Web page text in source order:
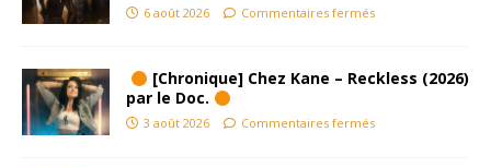
6 août 2026 Commentaires fermés
[Chronique] Chez Kane – Reckless (2026)
par le Doc.
3 août 2026 Commentaires fermés